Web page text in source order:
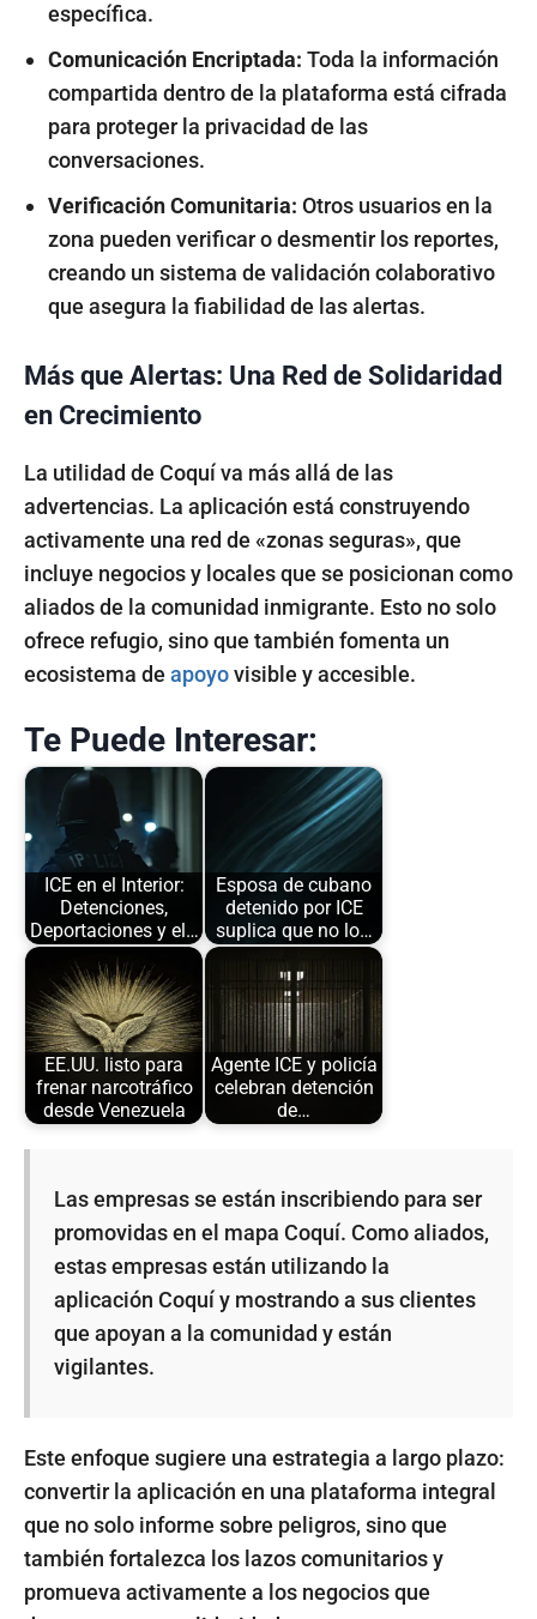
específica.
Comunicación Encriptada: Toda la información
compartida dentro de la plataforma está cifrada
para proteger la privacidad de las
conversaciones.
Verificación Comunitaria: Otros usuarios en la
zona pueden verificar o desmentir los reportes,
creando un sistema de validación colaborativo
que asegura la fiabilidad de las alertas.
Más que Alertas: Una Red de Solidaridad
en Crecimiento
La utilidad de Coquí va más allá de las
advertencias. La aplicación está construyendo
activamente una red de «zonas seguras», que
incluye negocios y locales que se posicionan como
aliados de la comunidad inmigrante. Esto no solo
ofrece refugio, sino que también fomenta un
ecosistema de apoyovisible y accesible.
Te Puede Interesar:
ICE en el Interior:
Detenciones,
Deportaciones y el…
Esposa de cubano
detenido por ICE
suplica que no lo…
EE.UU. listo para
frenar narcotráfico
desde Venezuela
Agente ICE y policía
celebran detención
de…
Las empresas se están inscribiendo para ser
promovidas en el mapa Coquí. Como aliados,
estas empresas están utilizando la
aplicación Coquí y mostrando a sus clientes
que apoyan a la comunidad y están
vigilantes.
Este enfoque sugiere una estrategia a largo plazo:
convertir la aplicación en una plataforma integral
que no solo informe sobre peligros, sino que
también fortalezca los lazos comunitarios y
promueva activamente a los negocios que